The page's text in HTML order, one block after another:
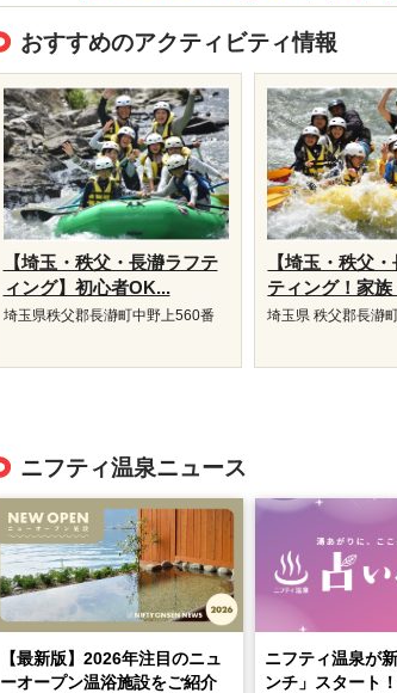
おすすめのアクティビティ情報
【埼玉・秩父・長瀞ラフテ
ィング】初心者OK...
埼玉県秩父郡長瀞町中野上560番
【埼玉・秩父
ティング！家族
埼玉県 秩父郡長瀞
ニフティ温泉ニュース
【最新版】2026年注目のニュ
ーオープン温浴施設をご紹介
ニフティ温泉が
ンチ」スタート